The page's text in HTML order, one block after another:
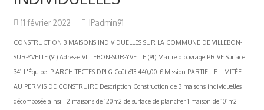
11 février 2022 IPadmin91
CONSTRUCTION 3 MAISONS INDIVIDUELLES SUR LA COMMUNE DE VILLEBON-
SUR-YVETTE (91) Adresse VILLEBON-SUR-YVETTE (91) Maitre d'ouvrage PRIVE Surface
341 L'Équipe IP ARCHITECTES DPLG Coût 613 440,00 € Mission PARTIELLE LIMITÉE
AU PERMIS DE CONSTRUIRE Description Construction de 3 maisons individuelles
décomposée ainsi : 2 maisons de 120m2 de surface de plancher 1 maison de 101m2